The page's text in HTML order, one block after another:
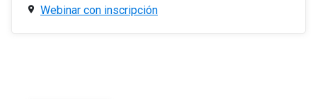
Webinar con inscripción